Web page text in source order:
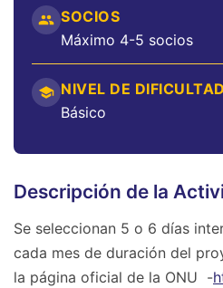
SOCIOS
Máximo 4-5 socios
NIVEL DE DIFICULTAD
Básico
Descripción de la
Se seleccionan 5 o 6 días
cada mes de duración del
la página oficial de la ONU -